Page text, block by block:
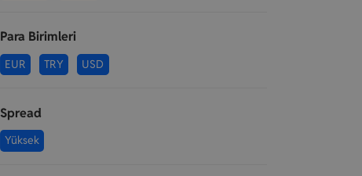
Para Birimleri
EUR TRY USD
Spread
Yüksek